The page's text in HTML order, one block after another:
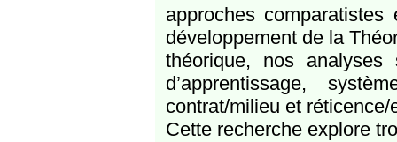
approches
développement de la
théorique, nos
d’apprentissage,
contrat/milieu et réticence/
Cette recherche explore